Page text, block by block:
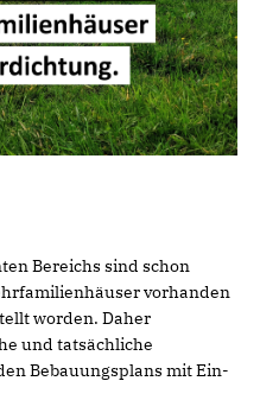
Bereichs sind schon
vorhanden
worden. Daher
und tatsächliche
Bebauungsplans mit Ein-